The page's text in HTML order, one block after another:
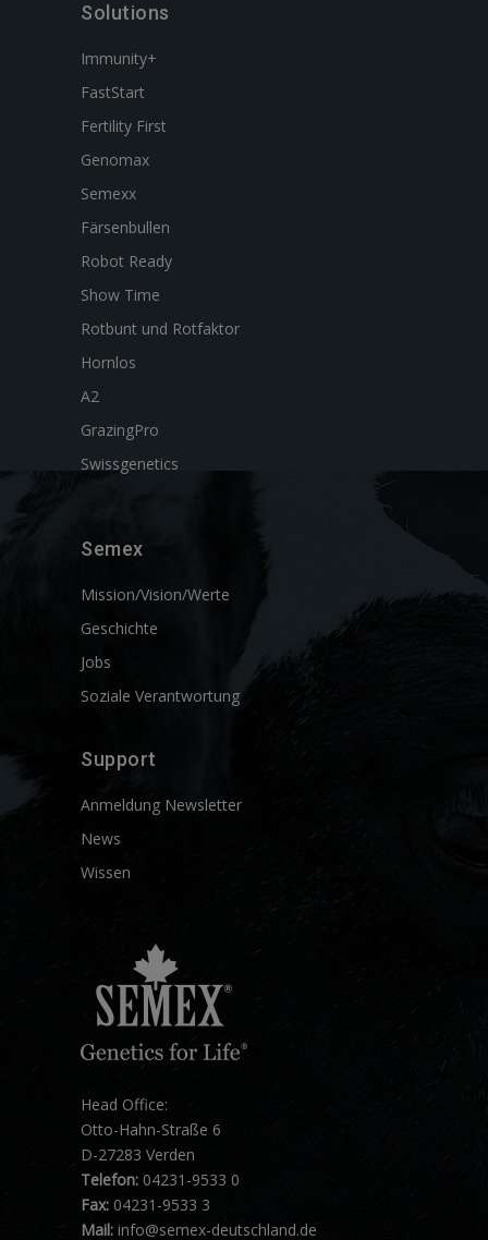
Solutions
Immunity+
FastStart
Fertility First
Genomax
Semexx
Färsenbullen
Robot Ready
Show Time
Rotbunt und Rotfaktor
Hornlos
A2
GrazingPro
Swissgenetics
Semex
Mission/Vision/Werte
Geschichte
Jobs
Soziale Verantwortung
Support
Anmeldung Newsletter
News
Wissen
Head Office:
Otto-Hahn-Straße 6
D-27283 Verden
Telefon: 04231-9533 0
Fax: 04231-9533 3
Mail: info@semex-deutschland.de